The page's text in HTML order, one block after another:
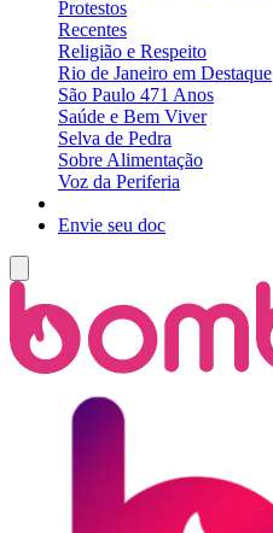
Protestos
Recentes
Religião e Respeito
Rio de Janeiro em Destaque
São Paulo 471 Anos
Saúde e Bem Viver
Selva de Pedra
Sobre Alimentação
Voz da Periferia
Envie seu doc